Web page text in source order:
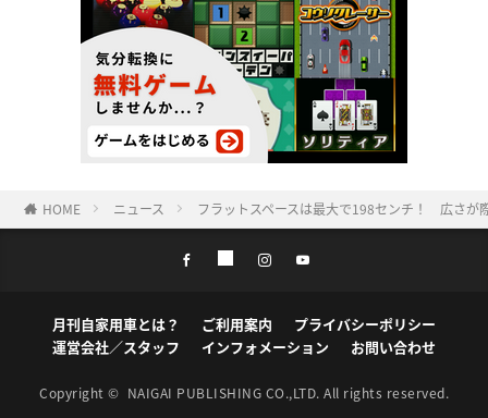
HOME ニュース フラットスペースは最大で198センチ！ 広さが
月刊自家用車とは？ ご利用案内
プライバシーポリシー
運営会社／スタッフ
インフォメーション お問い合わせ
Copyright © NAIGAI PUBLISHING CO.,LTD. All rights reserved.